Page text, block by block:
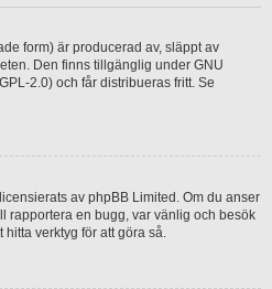
form) är producerad av, släppt av
Den finns tillgänglig under GNU
2.0) och får distribueras fritt. Se
av phpBB Limited. Om du anser
rapportera en bugg, var vänlig och besök
hitta verktyg för att göra så.